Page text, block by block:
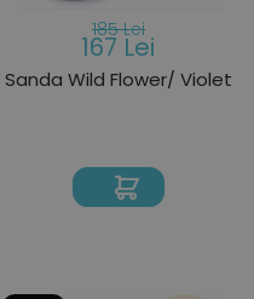
185 Lei
167 Lei
Sanda Wild Flower/ Violet